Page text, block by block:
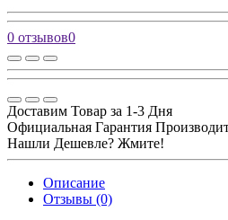
0 отзывов0
Доставим Товар за 1-3 Дня
Официальная Гарантия
Нашли Дешевле? Жмите!
Описание
Отзывы (0)